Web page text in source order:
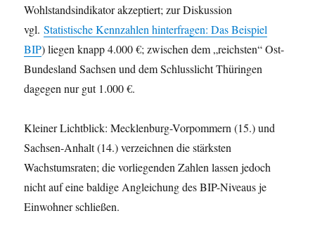
Wohlstandsindikator akzeptiert; zur Diskussion
vgl.Statistische Kennzahlen hinterfragen: Das Beispiel
BIP) liegen knapp 4.000 €; zwischen dem „reichsten“ Ost-
Bundesland Sachsen und dem Schlusslicht Thüringen
dagegen nur gut 1.000 €.
Kleiner Lichtblick: Mecklenburg-Vorpommern (15.) und
Sachsen-Anhalt (14.) verzeichnen die stärksten
Wachstumsraten; die vorliegenden Zahlen lassen jedoch
nicht auf eine baldige Angleichung des BIP-Niveaus je
Einwohner schließen.